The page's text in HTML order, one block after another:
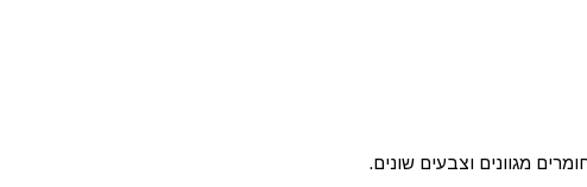
מגוונים וצבעים שונים.